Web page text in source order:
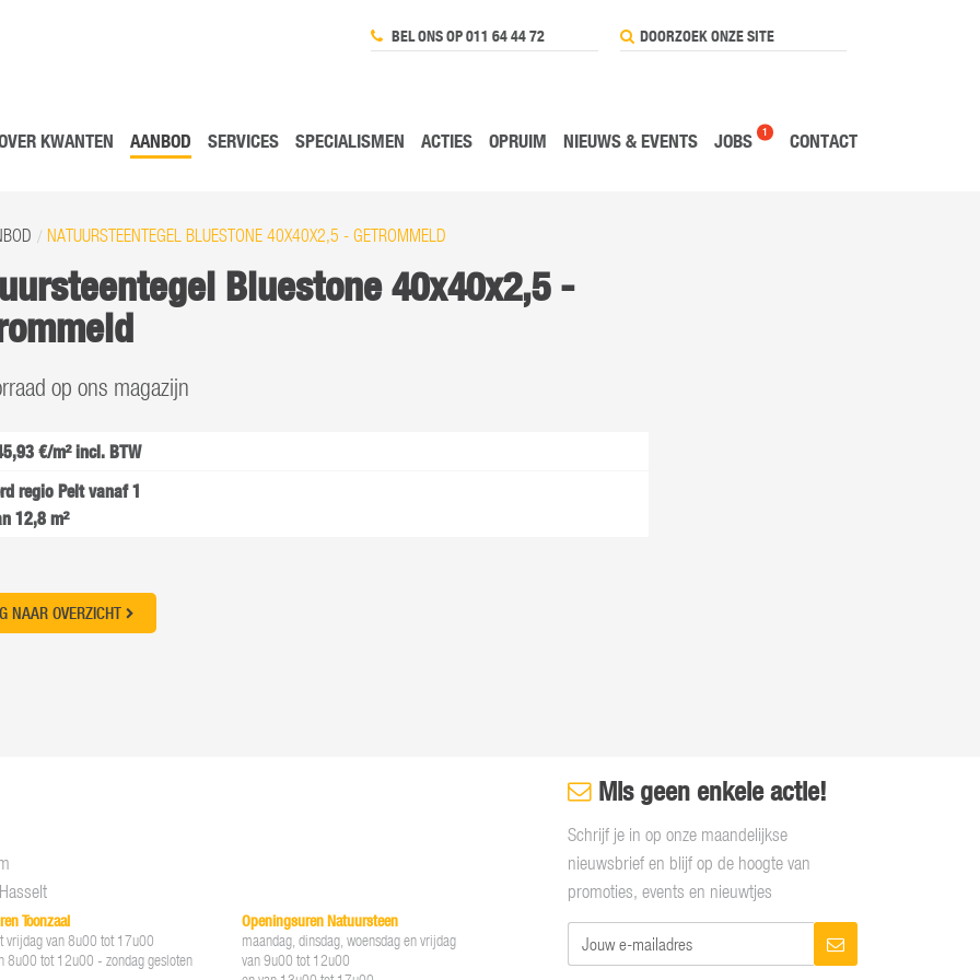
BEL ONS OP 011 64 44 72
KWANTEN AANBOD SERVICES SPECIALISMEN ACTIES OPRUIM NIEUWS & EVENTS JOBS 1 CONTACT
NATUURSTEENTEGEL BLUESTONE 40X40X2,5 - GETROMMELD
Bluestone 40x40x2,5 -
op ons magazijn
€/m² incl. BTW
regio Pelt vanaf 1
12,8 m²
NAAR OVERZICHT
Toonzaal
vrijdag van 8u00 tot 17u00
8u00 tot 12u00 - zondag gesloten
Openingsuren Natuursteen
maandag, dinsdag, woensdag en vrijdag
van 9u00 tot 12u00
Mis geen enkele actie!
Schrijf je in op onze maandelijkse
nieuwsbrief en blijf op de hoogte van
promoties, events en nieuwtjes